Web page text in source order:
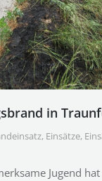
in
, Einsätze,
Jugend